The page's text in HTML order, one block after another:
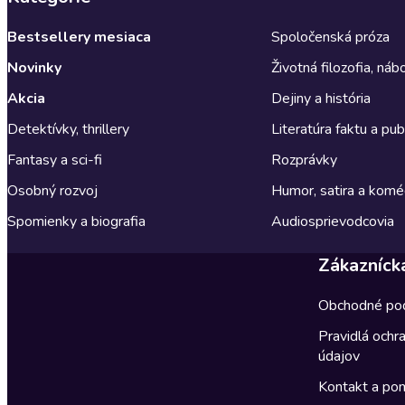
Bestsellery mesiaca
Novinky
Akcia
Detektívky, thrillery
Fantasy a sci-fi
Osobný rozvoj
Spomienky a biografia
Spoločenská próza
Životná filozofia,
Dejiny a história
Literatúra faktu a
Rozprávky
Humor, satira a
Audiosprievodcovia
Obchodné
Pravidlá
údajov
Kontakt a